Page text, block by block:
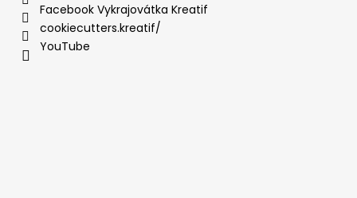
Facebook Vykrajovátka Kreatif
cookiecutters.kreatif/
YouTube